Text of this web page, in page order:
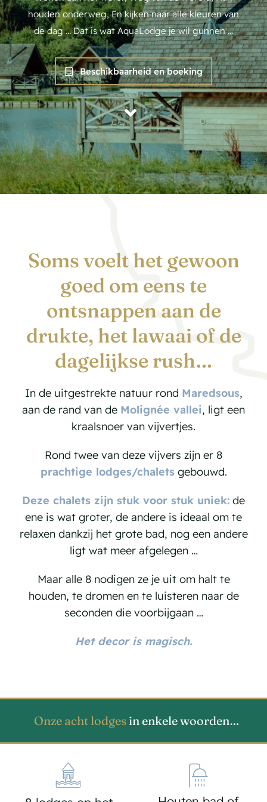
houden onderweg, En kijken naar alle kleuren van
de dag … Dat is wat AquaLodge je wil gunnen …
Beschikbaarheid en boeking
Soms voelt het gewoon
goed om eens te
ontsnappen aan de
drukte, het lawaai of de
dagelijkse rush…
In de uitgestrekte natuur rond Maredsous,
aan de rand van de Molignée vallei, ligt een
kraalsnoer van vijvertjes.
Rond twee van deze vijvers zijn er 8
prachtige lodges/chaletsgebouwd.
Deze chalets zijn stuk voor stuk uniek: de
ene is wat groter, de andere is ideaal om te
relaxen dankzij het grote bad, nog een andere
ligt wat meer afgelegen …
Maar alle 8 nodigen ze je uit om halt te
houden, te dromen en te luisteren naar de
seconden die voorbijgaan …
Het decor is magisch.
Onze acht lodgesin enkele woorden…